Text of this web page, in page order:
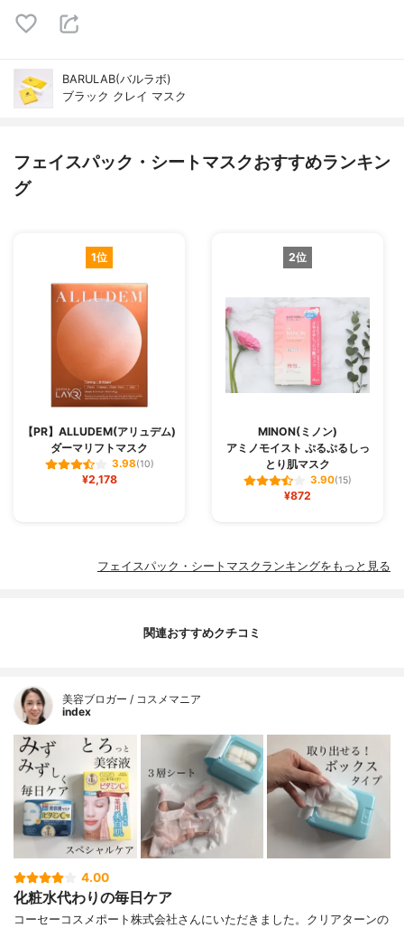
BARULAB(バルラボ)
ブラック クレイ マスク
フェイスパック・シートマスクおすすめランキン
グ
1位
【PR】ALLUDEM(アリュデム)
ダーマリフトマスク
3.98(10)
¥2,178
2位
MINON(ミノン)
アミノモイスト ぷるぷるしっ
とり肌マスク
3.90(15)
¥872
フェイスパック・シートマスクランキングをもっと見る
関連おすすめクチコミ
美容ブロガー / コスメマニア
index
4.00
化粧水代わりの毎日ケア
コーセーコスメポート株式会社さんにいただきました。クリアターンの